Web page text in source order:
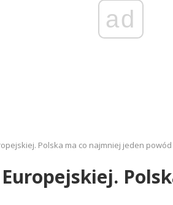
ad
Polska ma co najmniej jeden